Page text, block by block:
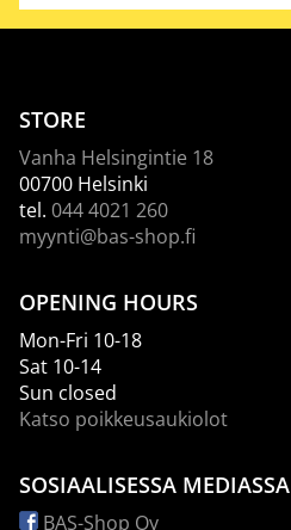
STORE
Vanha Helsingintie 18
00700 Helsinki
tel. 044 4021 260
myynti@bas-shop.fi
OPENING HOURS
Mon-Fri 10-18
Sat 10-14
Sun closed
Katso poikkeusaukiolot
SOSIAALISESSA MEDIASSA
BAS-Shop Oy